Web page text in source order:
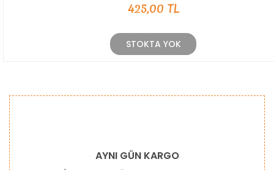
425,00 TL
STOKTA YOK
AYNI GÜN KARGO